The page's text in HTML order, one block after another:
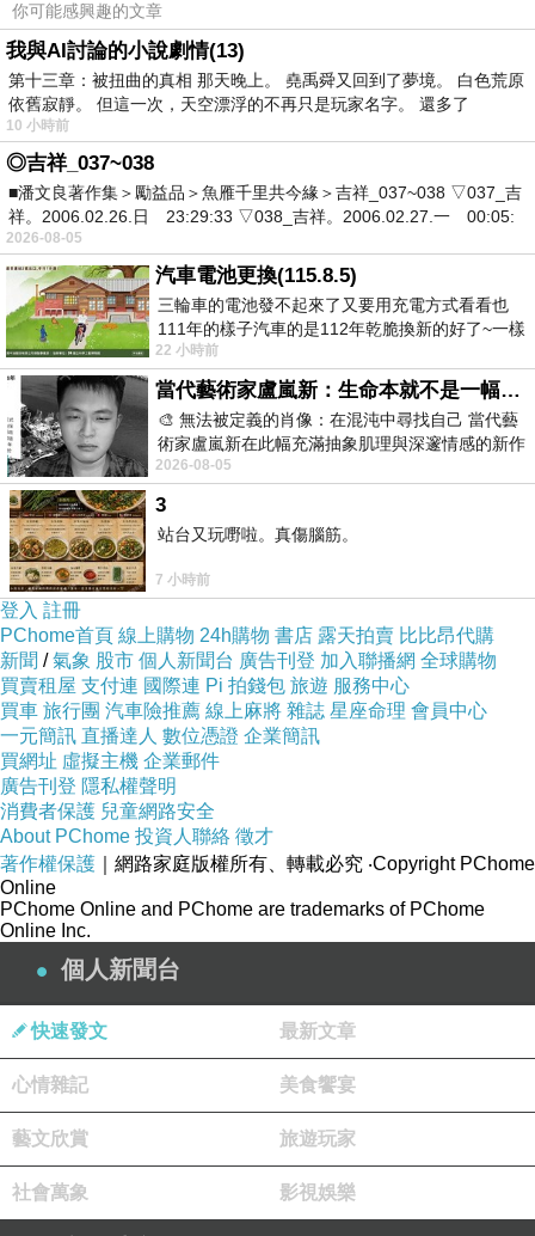
你可能感興趣的文章
我與AI討論的小說劇情(13)
第十三章：被扭曲的真相 那天晚上。 堯禹舜又回到了夢境。 白色荒原
依舊寂靜。 但這一次，天空漂浮的不再只是玩家名字。 還多了
10 小時前
◎吉祥_037~038
■潘文良著作集＞勵益品＞魚雁千里共今緣＞吉祥_037~038 ▽037_吉
祥。2006.02.26.日 23:29:33 ▽038_吉祥。2006.02.27.一 00:05:
2026-08-05
汽車電池更換(115.8.5)
三輪車的電池發不起來了又要用充電方式看看也
111年的樣子汽車的是112年乾脆換新的好了~一樣
在阿炮電池買的漲了一百多塊吧
22 小時前
當代藝術家盧嵐新：生命本就不是一幅能被定義的肖像，在混亂與交疊中拼湊完整的靈魂
🎨 無法被定義的肖像：在混沌中尋找自己 當代藝
術家盧嵐新在此幅充滿抽象肌理與深邃情感的新作
中，以灰白為基底，交織著塗抹、刮擦與
2026-08-05
3
站台又玩嘢啦。真傷腦筋。
7 小時前
登入 註冊
PChome首頁 線上購物 24h購物 書店 露天拍賣 比比昂代購
新聞 /氣象 股市 個人新聞台 廣告刊登 加入聯播網 全球購物
買賣租屋 支付連 國際連 Pi 拍錢包 旅遊 服務中心
買車 旅行團 汽車險推薦 線上麻將 雜誌 星座命理 會員中心
一元簡訊 直播達人 數位憑證 企業簡訊
買網址 虛擬主機 企業郵件
廣告刊登 隱私權聲明
消費者保護 兒童網路安全
About PChome 投資人聯絡 徵才
著作權保護 ｜網路家庭版權所有、轉載必究 ‧Copyright PChome
Online
PChome Online and PChome are trademarks of PChome
Online Inc.
個人新聞台
快速發文 最新文章
心情雜記 美食饗宴
藝文欣賞 旅遊玩家
社會萬象 影視娛樂